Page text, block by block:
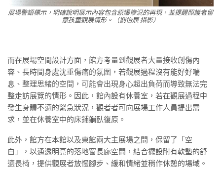
展場警語標示，明確說明展示內容包含原爆慘況的再現，並提醒照護者留
意孩童觀展情形。（劉怡辰 攝影）
而在展場空間設計方面，館方考量到觀展者大量接收創傷內
容、長時間身處沈重傷痛的氛圍，若觀展過程沒有能好好喘
息、整理思緒的空間，可能會出現身心超出負荷而導致無法完
整走訪展覽的情形。因此，館內設有休養室，若在觀展過程中
發生身體不適的緊急狀況，觀者者可向展場工作人員提出需
求，並在休養室中的床鋪躺臥復原。
此外，館方在本館以及東館兩大主展場之間，保留了「空
白」，以通透明亮的落地窗長廊空間，結合擺設附有軟墊的舒
適長椅，提供觀展者放慢腳步、緩和情緒並稍作休憩的場域。